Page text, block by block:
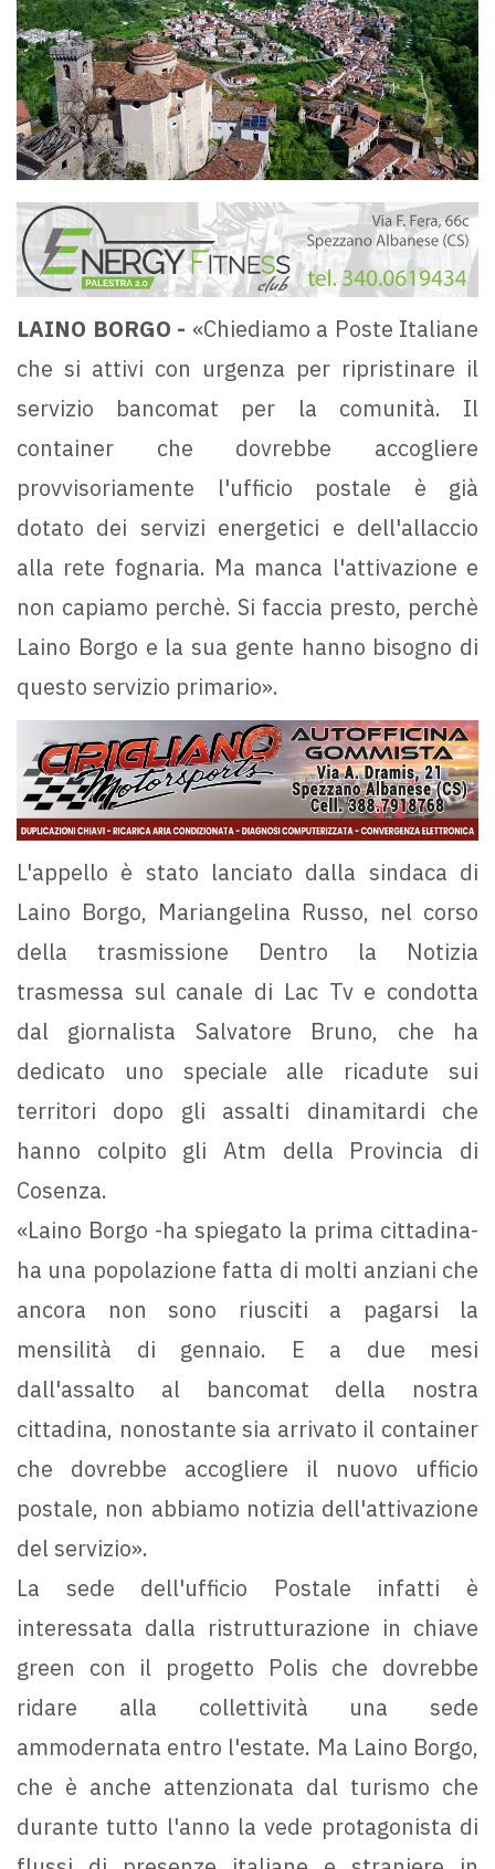
LAINO BORGO - «Chiediamo a Poste Italiane
che si attivi con urgenza per ripristinare il
servizio bancomat per la comunità. Il
container che dovrebbe accogliere
provvisoriamente l'ufficio postale è già
dotato dei servizi energetici e dell'allaccio
alla rete fognaria. Ma manca l'attivazione e
non capiamo perchè. Si faccia presto, perchè
Laino Borgo e la sua gente hanno bisogno di
questo servizio primario».
L'appello è stato lanciato dalla sindaca di
Laino Borgo, Mariangelina Russo, nel corso
della trasmissione Dentro la Notizia
trasmessa sul canale di Lac Tv e condotta
dal giornalista Salvatore Bruno, che ha
dedicato uno speciale alle ricadute sui
territori dopo gli assalti dinamitardi che
hanno colpito gli Atm della Provincia di
Cosenza.
«Laino Borgo -ha spiegato la prima cittadina-
ha una popolazione fatta di molti anziani che
ancora non sono riusciti a pagarsi la
mensilità di gennaio. E a due mesi
dall'assalto al bancomat della nostra
cittadina, nonostante sia arrivato il container
che dovrebbe accogliere il nuovo ufficio
postale, non abbiamo notizia dell'attivazione
del servizio».
La sede dell'ufficio Postale infatti è
interessata dalla ristrutturazione in chiave
green con il progetto Polis che dovrebbe
ridare alla collettività una sede
ammodernata entro l'estate. Ma Laino Borgo,
che è anche attenzionata dal turismo che
durante tutto l'anno la vede protagonista di